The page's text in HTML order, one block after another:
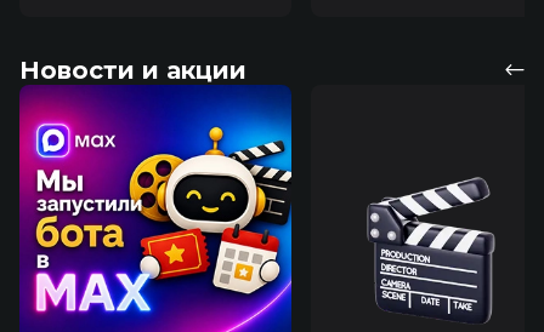
Новости и акции